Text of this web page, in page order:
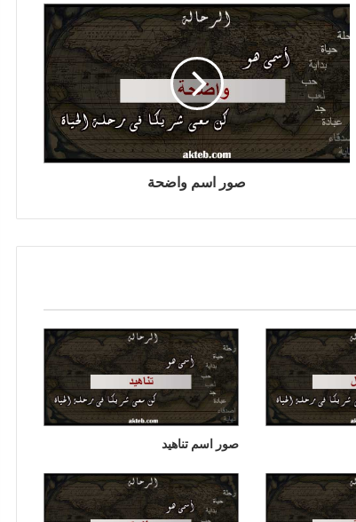
صور اسم واضحة
صور اسم تناهيد